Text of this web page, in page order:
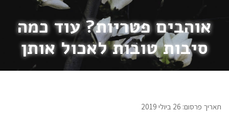
אוהבים פטריות? עוד כמה
סיבות טובות לאכול אותן
תאריך פרסום: 26 ביולי 2019